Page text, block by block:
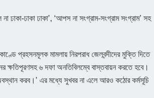
ঢাকা-ঢাকা ঢাকা’, ‘আপস না সংগ্রাম-সংগ্রাম সংগ্রাম’ সহ
প্রহসনমূলক মামলায় নিরপরাধ জেলবন্দীদের মুক্তি দিতে
ক্ষতিপূরণসহ ৬ দফা অনতিবিলম্বে বাস্তবায়ন করতে হবে।
করব।’ এর মধ্যে সুখবর না এলে আরও কঠোর কর্মসূচি